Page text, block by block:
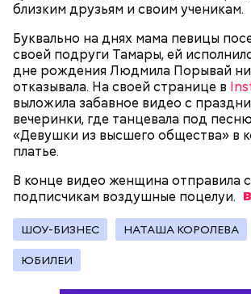
близким друзьям и своим ученикам.
Буквально на днях мама певицы
своей подруги Тамары, ей
дне рождения Людмила Порывай ни
отказывала. На своей странице в
выложила забавное видео с
вечеринки, где танцевала под
«Девушки из высшего общества» в
платье.
В конце видео женщина отправила
подписчикам воздушные поцелуи.
ШОУ-БИЗНЕС НАТАША КОРОЛЕВА
ЮБИЛЕИ
При встрече с шаровой молнией
паниковать, подчеркнул Бычков:
предметами.
— Первые двое суток мы постоянно
Каждые два часа ездили делать
Время от выезда до выезда — на
есть работа. Ее надо выполнять, —
Множество людей совершают
поездки, чтобы поклониться мощам
Николая, которые находятся в
отмечается Никола Зимний, а 22 мая
или летний. Этот день установлен в
обретении его мощей.